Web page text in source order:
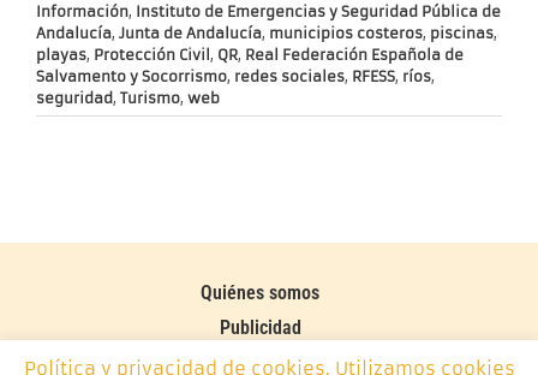
Información, Instituto de Emergencias y Seguridad Pública de
Andalucía, Junta de Andalucía, municipios costeros, piscinas,
playas, Protección Civil , QR, Real Federación Española de
Salvamento y Socorrismo, redes sociales, RFESS, ríos,
seguridad , Turismo, web
Quiénes somos
Publicidad
Contacto
Política y privacidad de cookies. Utilizamos cookies